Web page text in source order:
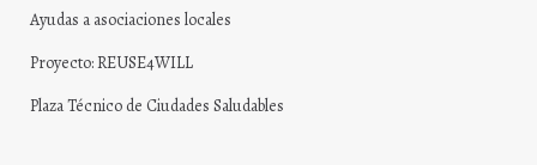
Ayudas a asociaciones locales
Proyecto: REUSE4WILL
Plaza Técnico de Ciudades Saludables